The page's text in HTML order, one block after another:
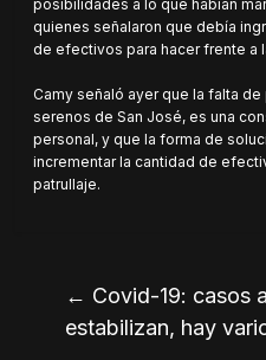
posibilidades a lo que habían
quienes señalaron que debía
de efectivos para hacer frente a
Camy señaló ayer que la falta
serenos de San José, es una
personal, y que la forma de
incrementar la cantidad de
patrullaje.
← Covid-19: casos
estabilizan, hay